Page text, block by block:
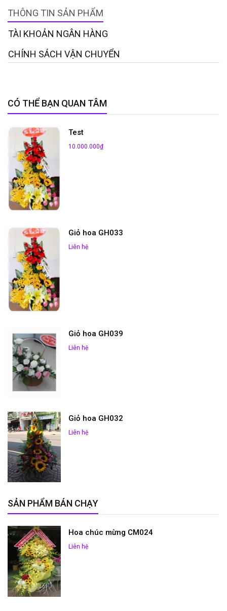
THÔNG TIN SẢN PHẨM
TÀI KHOẢN NGÂN HÀNG
CHÍNH SÁCH VẬN CHUYỂN
CÓ THỂ BẠN QUAN TÂM
Test
10.000.000₫
Giỏ hoa GH033
Liên hệ
Giỏ hoa GH039
Liên hệ
Giỏ hoa GH032
Liên hệ
SẢN PHẨM BÁN CHẠY
Hoa chúc mừng CM024
Liên hệ